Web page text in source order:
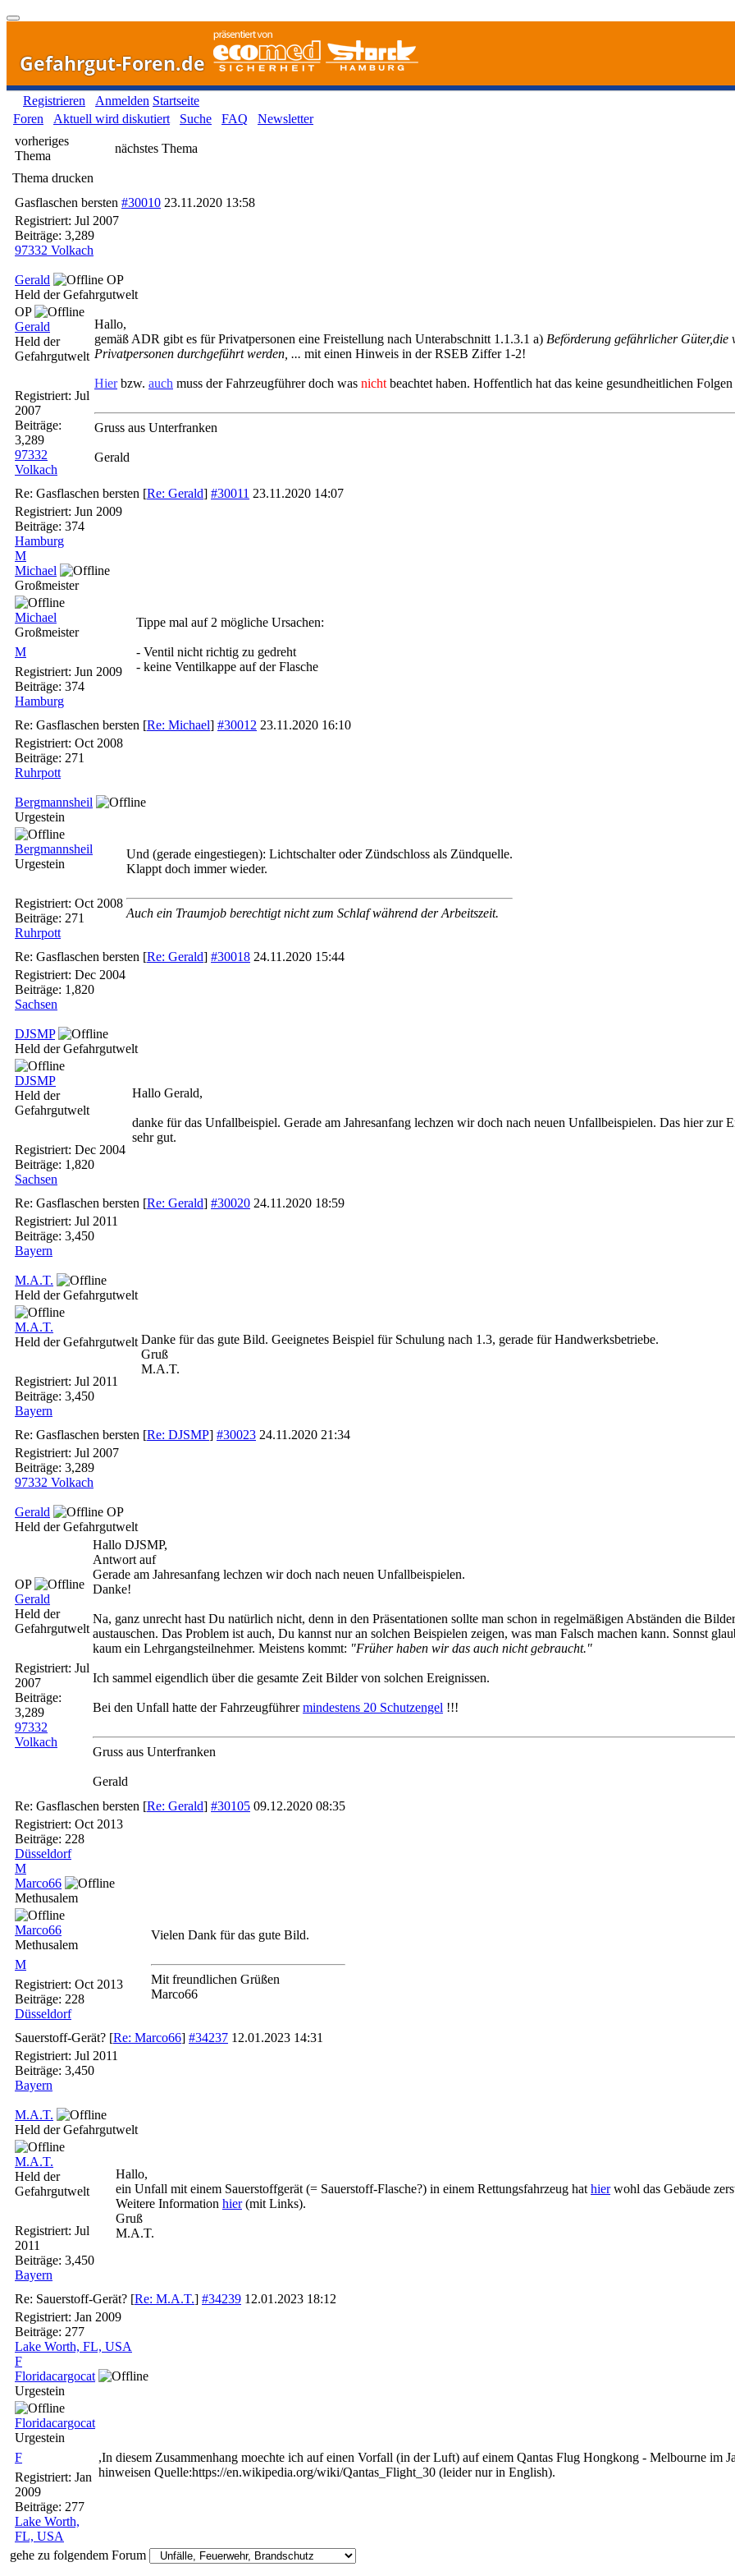
Gefahrgut-Foren.de
Registrieren Anmelden Startseite
Foren
Aktuell wird diskutiert Suche FAQ
Newsletter
vorheriges
Thema
nächstes Thema
Thema drucken
Gasflaschen bersten #30010 23.11.2020 13:58
Registriert: Jul 2007
Beiträge: 3,289
97332 Volkach
Gerald
OP
Held der Gefahrgutwelt
OP
Gerald
Held der
Gefahrgutwelt
Registriert: Jul
2007
Beiträge:
3,289
97332
Volkach
Hallo,
gemäß ADR gibt es für Privatpersonen eine Freistellung nach Unterabschnitt 1.1.3.1 a) Beförderung gefährlicher Güter,die
Privatpersonen durchgeführt werden, ... mit einen Hinweis in der RSEB Ziffer 1-2!
Hierbzw. auch muss der Fahrzeugführer doch was nicht beachtet haben. Hoffentlich hat das keine gesundheitlichen
Gruss aus Unterfranken
Gerald
Re: Gasflaschen bersten [Re: Gerald] #30011 23.11.2020 14:07
Registriert: Jun 2009
Beiträge: 374
Hamburg
M
Michael
Großmeister
Michael
Großmeister
M
Registriert: Jun 2009
Beiträge: 374
Hamburg
Tippe mal auf 2 mögliche Ursachen:
- Ventil nicht richtig zu gedreht
- keine Ventilkappe auf der Flasche
Re: Gasflaschen bersten [Re: Michael] #30012 23.11.2020 16:10
Registriert: Oct 2008
Beiträge: 271
Ruhrpott
Bergmannsheil
Urgestein
Bergmannsheil
Urgestein
Registriert: Oct 2008
Beiträge: 271
Ruhrpott
Und (gerade eingestiegen): Lichtschalter oder Zündschloss als Zündquelle.
Klappt doch immer wieder.
Auch ein Traumjob berechtigt nicht zum Schlaf während der Arbeitszeit.
Re: Gasflaschen bersten [Re: Gerald] #30018 24.11.2020 15:44
Registriert: Dec 2004
Beiträge: 1,820
Sachsen
DJSMP
Held der Gefahrgutwelt
DJSMP
Held der
Gefahrgutwelt
Registriert: Dec 2004
Beiträge: 1,820
Sachsen
Hallo Gerald,
danke für das Unfallbeispiel. Gerade am Jahresanfang lechzen wir doch nach neuen Unfallbeispielen. Das hier zur
sehr gut.
Re: Gasflaschen bersten [Re: Gerald] #30020 24.11.2020 18:59
Registriert: Jul 2011
Beiträge: 3,450
Bayern
M.A.T.
Held der Gefahrgutwelt
M.A.T.
Held der Gefahrgutwelt
Registriert: Jul 2011
Beiträge: 3,450
Bayern
Danke für das gute Bild. Geeignetes Beispiel für Schulung nach 1.3, gerade für Handwerksbetriebe.
Gruß
M.A.T.
Re: Gasflaschen bersten [Re: DJSMP] #30023 24.11.2020 21:34
Registriert: Jul 2007
Beiträge: 3,289
97332 Volkach
Gerald
OP
Held der Gefahrgutwelt
OP
Gerald
Held der
Gefahrgutwelt
Registriert: Jul
2007
Beiträge:
3,289
97332
Volkach
Hallo DJSMP,
Antwort auf
Gerade am Jahresanfang lechzen wir doch nach neuen Unfallbeispielen.
Danke!
Na, ganz unrecht hast Du natürlich nicht, denn in den Präsentationen sollte man schon in regelmäßigen Abständen die Bilder
austauschen. Das Problem ist auch, Du kannst nur an solchen Beispielen zeigen, was man Falsch machen kann. Sonnst
kaum ein Lehrgangsteilnehmer. Meistens kommt: "Früher haben wir das auch nicht gebraucht."
Ich sammel eigendlich über die gesamte Zeit Bilder von solchen Ereignissen.
Bei den Unfall hatte der Fahrzeugführermindestens 20 Schutzengel !!!
Gruss aus Unterfranken
Gerald
Re: Gasflaschen bersten [Re: Gerald] #30105 09.12.2020 08:35
Registriert: Oct 2013
Beiträge: 228
Düsseldorf
M
Marco66
Methusalem
Marco66
Methusalem
M
Registriert: Oct 2013
Beiträge: 228
Düsseldorf
Vielen Dank für das gute Bild.
Mit freundlichen Grüßen
Marco66
Sauerstoff-Gerät? [Re: Marco66] #34237 12.01.2023 14:31
Registriert: Jul 2011
Beiträge: 3,450
Bayern
M.A.T.
Held der Gefahrgutwelt
M.A.T.
Held der
Gefahrgutwelt
Registriert: Jul
2011
Beiträge: 3,450
Bayern
Hallo,
ein Unfall mit einem Sauerstoffgerät (= Sauerstoff-Flasche?) in einem Rettungsfahrzeug hat hierwohl das Gebäude
Weitere Information hier(mit Links).
Gruß
M.A.T.
Re: Sauerstoff-Gerät? [Re: M.A.T.] #34239 12.01.2023 18:12
Registriert: Jan 2009
Beiträge: 277
Lake Worth, FL, USA
F
Floridacargocat
Urgestein
Floridacargocat
Urgestein
F
Registriert: Jan
2009
Beiträge: 277
Lake Worth,
FL, USA
,In diesem Zusammenhang moechte ich auf einen Vorfall (in der Luft) auf einem Qantas Flug Hongkong - Melbourne im
hinweisen Quelle:https://en.wikipedia.org/wiki/Qantas_Flight_30 (leider nur in English).
gehe zu folgendem Forum